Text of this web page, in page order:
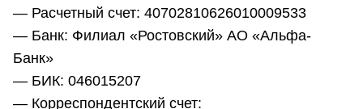
— Расчетный счет: 40702810626010009533
— Банк: Филиал «Ростовский» АО «Альфа-
Банк»
— БИК: 046015207
— Корреспондентский счет: